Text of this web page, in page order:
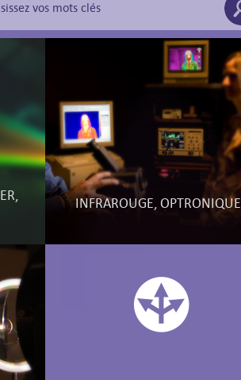
INFRAROUGE, OPTRONIQUE